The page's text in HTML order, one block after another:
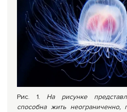
Рис. 1. На рисунке
способна жить неограниченно,